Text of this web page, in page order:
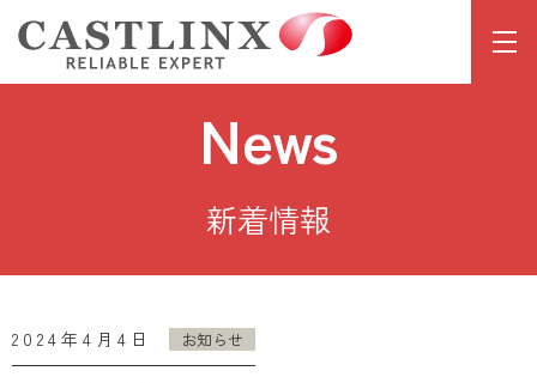
News
新着情報
2024年4月4日 お知らせ